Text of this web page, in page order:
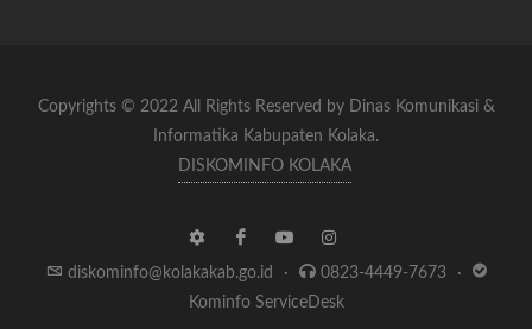
Copyrights © 2022 All Rights Reserved by Dinas Komunikasi &
Informatika Kabupaten Kolaka.
DISKOMINFO KOLAKA
diskominfo@kolakakab.go.id · 0823-4449-7673
·
Kominfo ServiceDesk